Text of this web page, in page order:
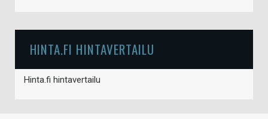
HINTA.FI HINTAVERTAILU
Hinta.fi hintavertailu